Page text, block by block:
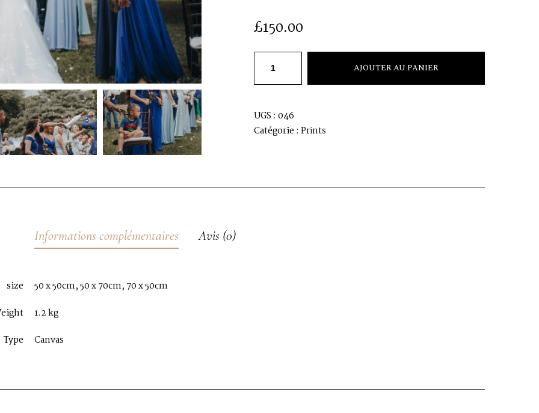
£150.00
AJOUTER AU PANIER
UGS : 046
Catégorie : Prints
Informations complémentaires Avis (0)
size
50 x 50cm, 50 x 70cm, 70 x 50cm
1.2 kg
Type
Canvas
VICTO R & AS EY
HARRY & JAN